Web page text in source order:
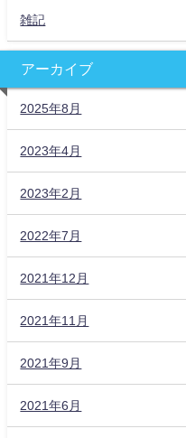
雑記
アーカイブ
2025年8月
2023年4月
2023年2月
2022年7月
2021年12月
2021年11月
2021年9月
2021年6月